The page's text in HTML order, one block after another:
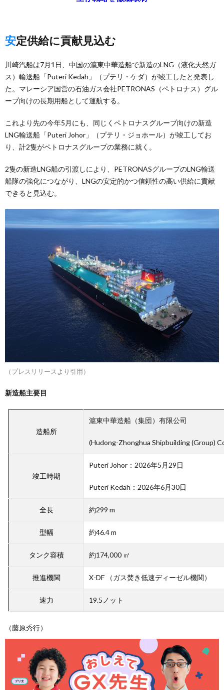
安定供給に貢献見込む
川崎汽船は7月1日、中国の滬東中華造船で新造のLNG（液化天然ガ
ス）輸送船「Puteri Kedah」（プテリ・ケダ）が竣工したと発表し
た。マレーシア国営の石油ガス会社PETRONAS（ペトロナス）グル
ープ向けの長期用船として運航する。
これより先の今年5月にも、同じくペトロナスグループ向けの新造
LNG輸送船「Puteri Johor」（プテリ・ジョホール）が竣工してお
り、計2隻がペトロナスグループの業務に就く。
2隻の新造LNG船の引渡しにより、PETRONASグループのLNG輸送
船隊の強化につながり、LNGの安定的かつ信頼性の高い供給に貢献
できると見込む。
（プレスリリースより引用）
新造船主要目
造船所
滬東中華造船（集団）有限公司
(Hudong-Zhonghua Shipbuilding (Group)
竣工時期
Puteri Johor：2026年5月29日
Puteri Kedah ：2026年6月30日
全長 約299 m
型幅 約46.4 m
タンク容積 約174,000 ㎥
推進機関 X-DF （ガス焚き低速ディーゼル機関）
速力 19.5ノット
（藤原秀行）